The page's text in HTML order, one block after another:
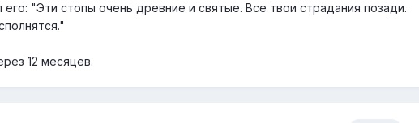
его: "Эти стопы очень древние и святые. Все твои страдания позади.
12 месяцев.